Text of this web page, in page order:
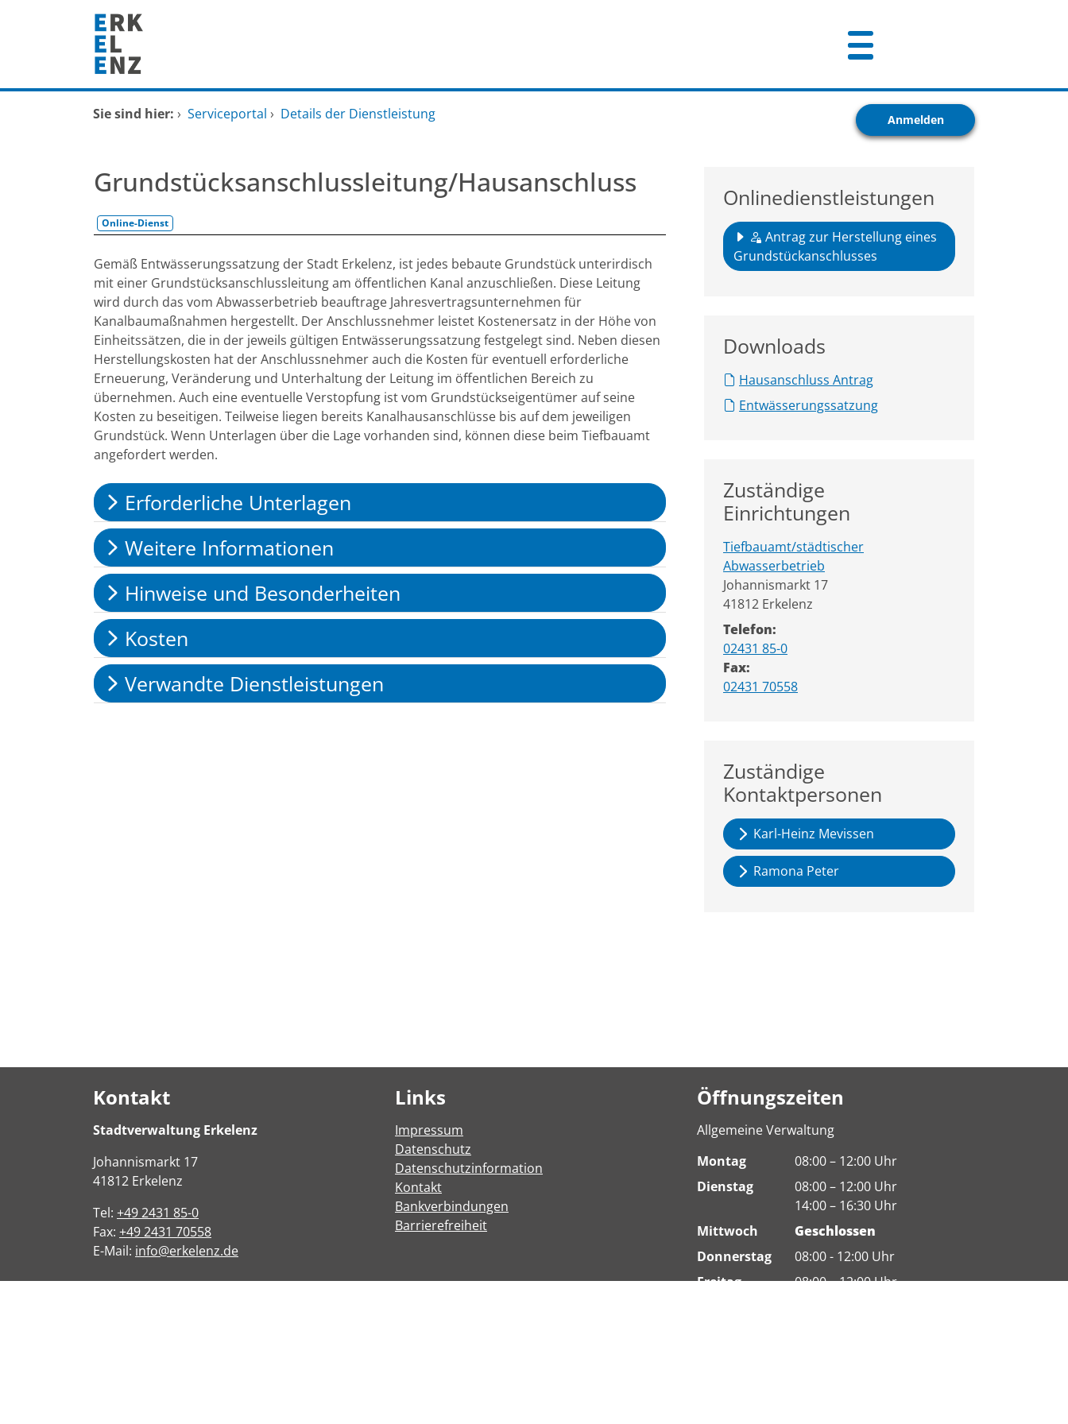
Zum Hauptinhalt springen
Startseite
Mitarbeitende A-Z
FAQ
Sie sind hier: › Serviceportal › Details der Dienstleistung Anmelden
Grundstücksanschlussleitung/Hausanschluss
Online-Dienst
Beschreibung
Gemäß Entwässerungssatzung der Stadt Erkelenz, ist jedes bebaute Grundstück unterirdisch
mit einer Grundstücksanschlussleitung am öffentlichen Kanal anzuschließen. Diese Leitung
wird durch das vom Abwasserbetrieb beauftrage Jahresvertragsunternehmen für
Kanalbaumaßnahmen hergestellt. Der Anschlussnehmer leistet Kostenersatz in der Höhe von
Einheitssätzen, die in der jeweils gültigen Entwässerungssatzung festgelegt sind. Neben diesen
Herstellungskosten hat der Anschlussnehmer auch die Kosten für eventuell erforderliche
Erneuerung, Veränderung und Unterhaltung der Leitung im öffentlichen Bereich zu
übernehmen. Auch eine eventuelle Verstopfung ist vom Grundstückseigentümer auf seine
Kosten zu beseitigen. Teilweise liegen bereits Kanalhausanschlüsse bis auf dem jeweiligen
Grundstück. Wenn Unterlagen über die Lage vorhanden sind, können diese beim Tiefbauamt
angefordert werden.
Erforderliche Unterlagen
Weitere Informationen
Hinweise und Besonderheiten
Kosten
Verwandte Dienstleistungen
Onlinedienstleistungen
Antrag zur Herstellung eines
Grundstückanschlusses
Downloads
Hausanschluss Antrag
Entwässerungssatzung
Zuständige
Einrichtungen
Tiefbauamt/städtischer
Abwasserbetrieb
Straße:
Johannismarkt Hausnummer:
17
PLZ:
41812 Ort:
Erkelenz
Telefon:
02431 85-0
Fax:
02431 70558
Zuständige
Kontaktpersonen
Karl-Heinz Mevissen
Ramona Peter
Kontakt
Stadtverwaltung Erkelenz
Johannismarkt 17
41812 Erkelenz
Tel: +49 2431 85-0
Fax: +49 2431 70558
E-Mail: info@erkelenz.de
Links
Impressum
Datenschutz
Datenschutzinformation
Kontakt
Bankverbindungen
Barrierefreiheit
Öffnungszeiten
Allgemeine Verwaltung
Montag
08:00 – 12:00 Uhr
Dienstag
08:00 – 12:00 Uhr
14:00 – 16:30 Uhr
Mittwoch
Geschlossen
Donnerstag
08:00 - 12:00 Uhr
Freitag
08:00 – 12:00 Uhr